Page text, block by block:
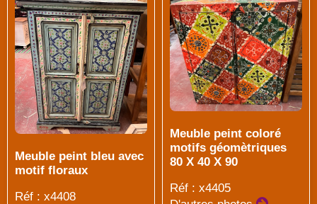
Meuble peint bleu avec
motif floraux
Réf : x4408
Meuble peint coloré
motifs géomètriques
80 X 40 X 90
Réf : x4405